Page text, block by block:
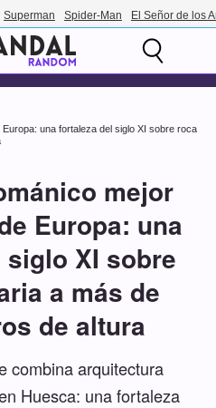
Superman Spider-Man El Señor de los
una fortaleza del siglo XI sobre roca
mejor
Europa: una
XI sobre
a más de
de altura
combina arquitectura
Huesca: una fortaleza